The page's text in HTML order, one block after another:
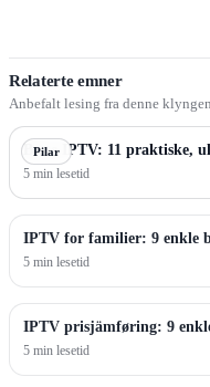
Relaterte emner
Anbefalt lesing fra denne
Pilar
Beste IPTV: 11 praktiske,
5 min lesetid
IPTV for familier: 9 enkle
5 min lesetid
IPTV prisjämføring: 9
5 min lesetid